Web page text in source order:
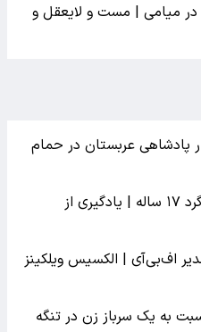
میامی | مست و لایعقل و
پادشاهی عربستان در حمام
رسوایی جنسی معلم زن با شاگرد ۱۷ ساله | یادگیری از
اف‌بی‌آی | الکسیس ویلکینز
به یک سرباز زن در تنگه